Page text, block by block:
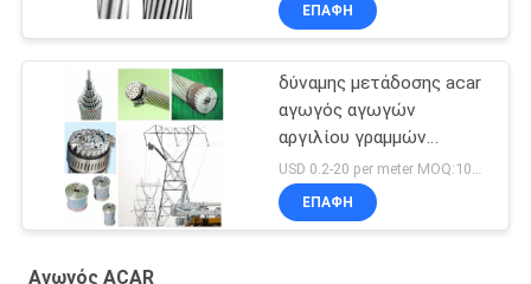
ΕΠΑΦΉ
δύναμης μετάδοσης acar
αγωγός αγωγών
αργιλίου γραμμών
γυμνός
USD 0.2-20 per meter MOQ:1000m
ΕΠΑΦΉ
Αγωγός ACAR